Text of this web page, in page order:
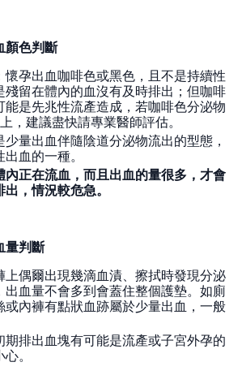
顏色判斷
懷孕出血咖啡色或黑色，且不是持續性
殘留在體內的血沒有及時排出；但咖啡
能是先兆性流產造成，若咖啡色分泌物
，建議盡快請專業醫師評估。
量出血伴隨陰道分泌物流出的型態，
血的一種。
內正在流血，而且出血的量很多，才會
，情況較危急。
量判斷
上偶爾出現幾滴血漬、擦拭時發現分泌
出血量不會多到會蓋住整個護墊。如廁
或內褲有點狀血跡屬於少量出血，一般
期排出血塊有可能是流產或子宮外孕的
。